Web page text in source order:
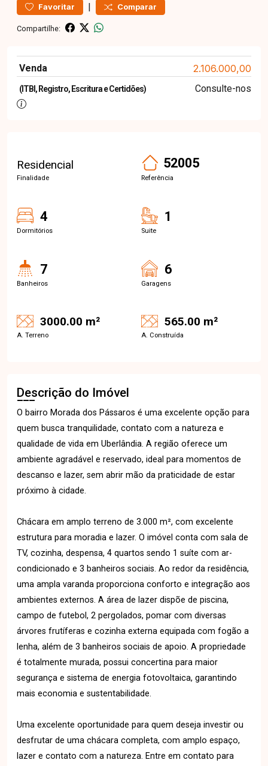
Favoritar | Comparar
Compartilhe:
Venda 2.106.000,00
(ITBI, Registro, Escritura e Certidões) Consulte-nos
Residencial
Finalidade
52005
Referência
4
Dormitórios
1
Suite
7
Banheiros
6
Garagens
3000.00 m²
A. Terreno
565.00 m²
A. Construída
Descrição do Imóvel
O bairro Morada dos Pássaros é uma excelente opção para
quem busca tranquilidade, contato com a natureza e
qualidade de vida em Uberlândia. A região oferece um
ambiente agradável e reservado, ideal para momentos de
descanso e lazer, sem abrir mão da praticidade de estar
próximo à cidade.
Chácara em amplo terreno de 3.000 m², com excelente
estrutura para moradia e lazer. O imóvel conta com sala de
TV, cozinha, despensa, 4 quartos sendo 1 suíte com ar-
condicionado e 3 banheiros sociais. Ao redor da residência,
uma ampla varanda proporciona conforto e integração aos
ambientes externos. A área de lazer dispõe de piscina,
campo de futebol, 2 pergolados, pomar com diversas
árvores frutíferas e cozinha externa equipada com fogão a
lenha, além de 3 banheiros sociais de apoio. A propriedade
é totalmente murada, possui concertina para maior
segurança e sistema de energia fotovoltaica, garantindo
mais economia e sustentabilidade.
Uma excelente oportunidade para quem deseja investir ou
desfrutar de uma chácara completa, com amplo espaço,
lazer e contato com a natureza. Entre em contato para